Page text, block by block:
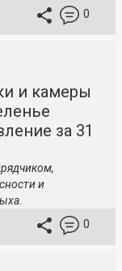
0
и камеры
за 31
и
0